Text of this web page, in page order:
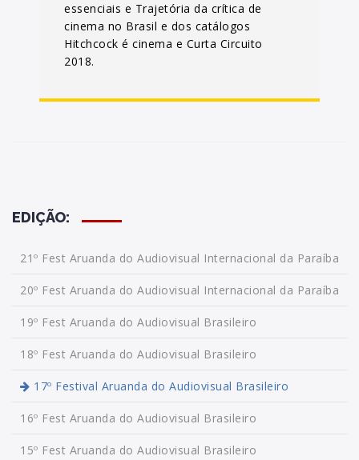
essenciais e Trajetória da crítica de
cinema no Brasil e dos catálogos
Hitchcock é cinema e Curta Circuito
2018.
EDIÇÃO:
21º Fest Aruanda do Audiovisual Internacional da Paraíba
20º Fest Aruanda do Audiovisual Internacional da Paraíba
19º Fest Aruanda do Audiovisual Brasileiro
18º Fest Aruanda do Audiovisual Brasileiro
17º Festival Aruanda do Audiovisual Brasileiro
16º Fest Aruanda do Audiovisual Brasileiro
15º Fest Aruanda do Audiovisual Brasileiro